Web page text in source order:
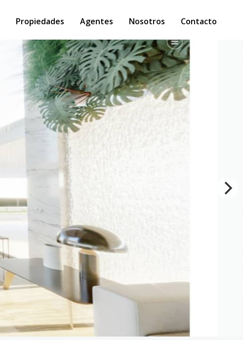
Propiedades Agentes Nosotros Contacto